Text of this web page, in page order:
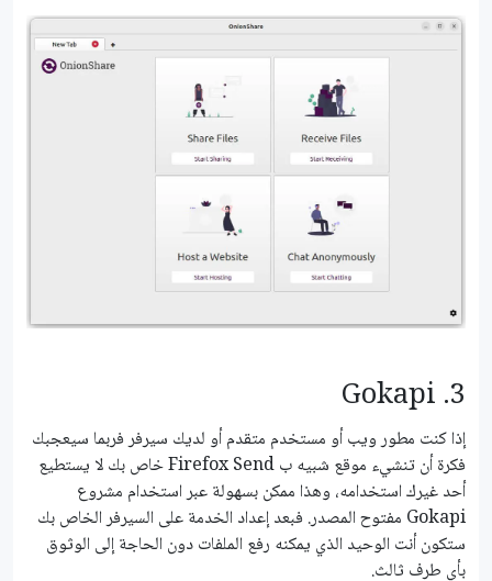
3. Gokapi
إذا كنت مطور ويب أو مستخدم متقدم أو لديك سيرفر فربما سيعجبك
فكرة أن تنشيء موقع شبيه ب Firefox Send خاص بك لا يستطيع
أحد غيرك استخدامه، وهذا ممكن بسهولة عبر استخدام مشروع
Gokapi مفتوح المصدر. فبعد إعداد الخدمة على السيرفر الخاص بك
ستكون أنت الوحيد الذي يمكنه رفع الملفات دون الحاجة إلى الوثوق
بأي طرف ثالث.